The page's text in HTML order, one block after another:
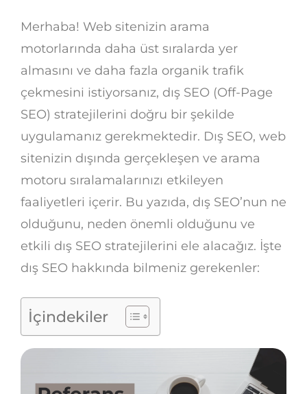
Merhaba! Web sitenizin arama
motorlarında daha üst sıralarda yer
almasını ve daha fazla organik trafik
çekmesini istiyorsanız, dış SEO (Off-Page
SEO) stratejilerini doğru bir şekilde
uygulamanız gerekmektedir. Dış SEO, web
sitenizin dışında gerçekleşen ve arama
motoru sıralamalarınızı etkileyen
faaliyetleri içerir. Bu yazıda, dış SEO’nun ne
olduğunu, neden önemli olduğunu ve
etkili dış SEO stratejilerini ele alacağız. İşte
dış SEO hakkında bilmeniz gerekenler:
İçindekiler